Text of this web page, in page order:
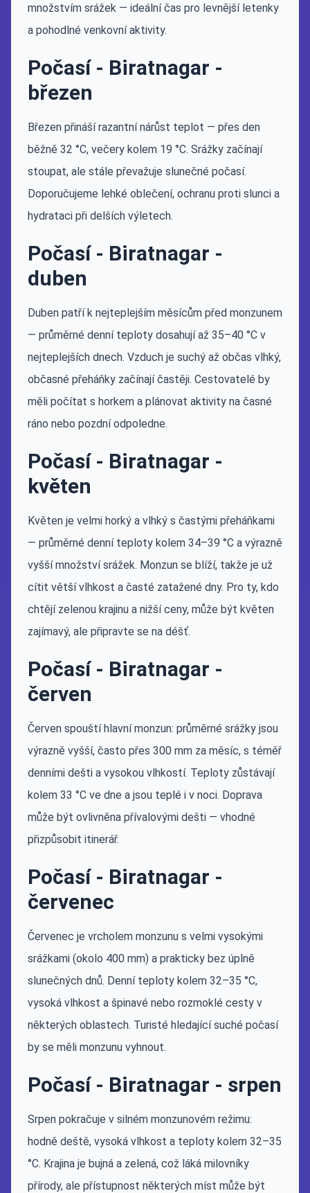
množstvím srážek — ideální čas pro levnější letenky
a pohodlné venkovní aktivity.
Počasí - Biratnagar -
březen
Březen přináší razantní nárůst teplot — přes den
běžně 32 °C, večery kolem 19 °C. Srážky začínají
stoupat, ale stále převažuje slunečné počasí.
Doporučujeme lehké oblečení, ochranu proti slunci a
hydrataci při delších výletech.
Počasí - Biratnagar -
duben
Duben patří k nejteplejším měsícům před monzunem
— průměrné denní teploty dosahují až 35–40 °C v
nejteplejších dnech. Vzduch je suchý až občas vlhký,
občasné přeháňky začínají častěji. Cestovatelé by
měli počítat s horkem a plánovat aktivity na časné
ráno nebo pozdní odpoledne.
Počasí - Biratnagar -
květen
Květen je velmi horký a vlhký s častými přeháňkami
— průměrné denní teploty kolem 34–39 °C a výrazně
vyšší množství srážek. Monzun se blíží, takže je už
cítit větší vlhkost a časté zatažené dny. Pro ty, kdo
chtějí zelenou krajinu a nižší ceny, může být květen
zajímavý, ale připravte se na déšť.
Počasí - Biratnagar -
červen
Červen spouští hlavní monzun: průměrné srážky jsou
výrazně vyšší, často přes 300 mm za měsíc, s téměř
denními dešti a vysokou vlhkostí. Teploty zůstávají
kolem 33 °C ve dne a jsou teplé i v noci. Doprava
může být ovlivněna přívalovými dešti — vhodné
přizpůsobit itinerář.
Počasí - Biratnagar -
červenec
Červenec je vrcholem monzunu s velmi vysokými
srážkami (okolo 400 mm) a prakticky bez úplně
slunečných dnů. Denní teploty kolem 32–35 °C,
vysoká vlhkost a špinavé nebo rozmoklé cesty v
některých oblastech. Turisté hledající suché počasí
by se měli monzunu vyhnout.
Počasí - Biratnagar - srpen
Srpen pokračuje v silném monzunovém režimu:
hodně deště, vysoká vlhkost a teploty kolem 32–35
°C. Krajina je bujná a zelená, což láká milovníky
přírody, ale přístupnost některých míst může být